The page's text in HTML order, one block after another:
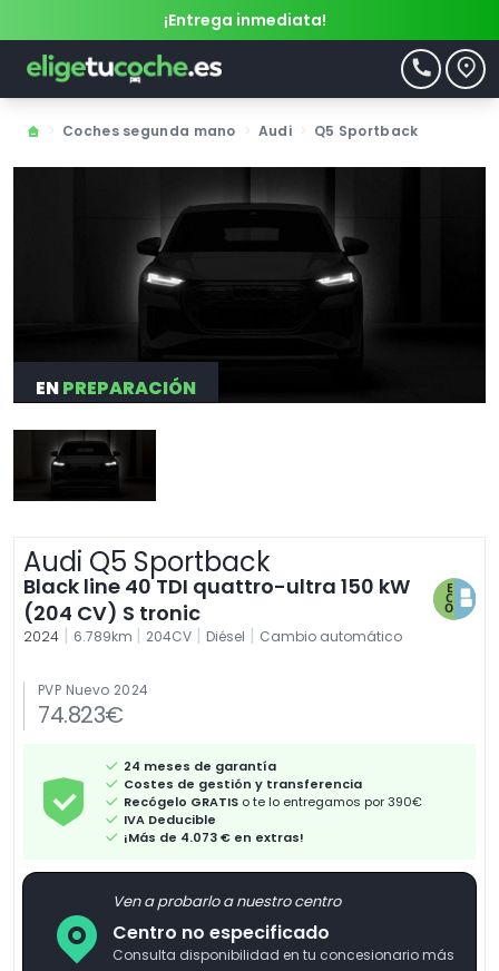
¡Entrega inmediata!
Coches segunda mano Audi Q5 Sportback
ENPREPARACIÓN
Audi Q5 Sportback
Black line 40 TDI quattro-ultra 150 kW
(204 CV) S tronic
2024 | 6.789km | 204CV | Diésel | Cambio automático
PVP Nuevo 2024
74.823€
24 meses de garantía
Costes de gestión y transferencia
Recógelo GRATIS o te lo entregamos por 390€
IVA Deducible
¡Más de 4.073 € en extras!
Ven a probarlo a nuestro centro
Centro no especificado
Consulta disponibilidad en tu concesionario más